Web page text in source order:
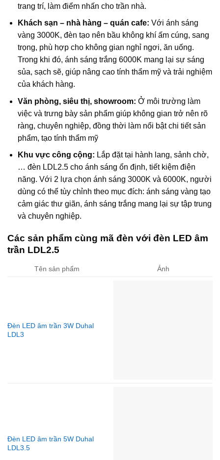
trang trí, làm điểm nhấn cho trần nhà.
Khách sạn – nhà hàng – quán cafe: Với ánh sáng
vàng 3000K, đèn tạo nên bầu không khí ấm cúng, sang
trọng, phù hợp cho không gian nghỉ ngơi, ăn uống.
Trong khi đó, ánh sáng trắng 6000K mang lại sự sáng
sủa, sạch sẽ, giúp nâng cao tính thẩm mỹ và trải nghiệm
của khách hàng.
Văn phòng, siêu thị, showroom: Ở môi trường làm
việc và trưng bày sản phẩm giúp không gian trở nên rõ
ràng, chuyên nghiệp, đồng thời làm nổi bật chi tiết sản
phẩm, tạo tính thẩm mỹ
Khu vực công cộng: Lắp đặt tại hành lang, sảnh chờ,
… đèn LDL2.5 cho ánh sáng ổn định, tiết kiệm điện
năng. Với 2 lựa chọn ánh sáng 3000K và 6000K, người
dùng có thể tùy chỉnh theo mục đích: ánh sáng vàng tạo
cảm giác thư giãn, ánh sáng trắng mang lại sự tập trung
và chuyên nghiệp.
Các sản phẩm cùng mã đèn với đèn LED âm
trần LDL2.5
Tên sản phẩm Ảnh
Đèn LED âm trần 3W Duhal
LDL3
Đèn LED âm trần 5W Duhal
LDL3.5